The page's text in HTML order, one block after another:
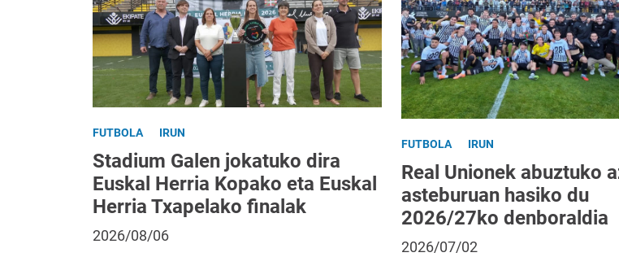
FUTBOLA IRUN
Stadium Galen jokatuko dira
Euskal Herria Kopako eta Euskal
Herria Txapelako finalak
2026/08/06
FUTBOLA IRUN
Real Unionek abuztuko
asteburuan hasiko du
2026/27ko denboraldia
2026/07/02